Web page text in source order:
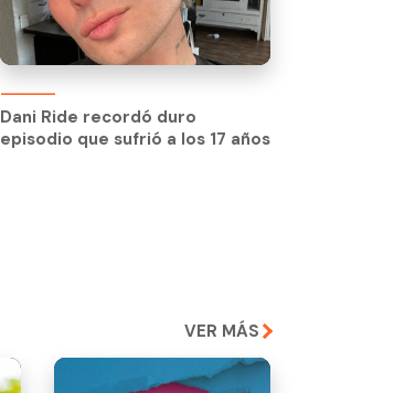
Dani Ride recordó duro
episodio que sufrió a los 17 años
VER MÁS